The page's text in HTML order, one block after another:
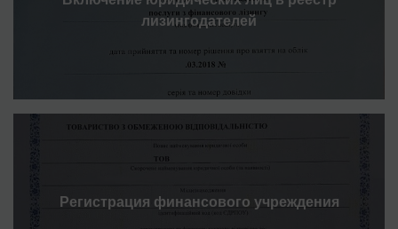
лизингодателей
Регистрация финансового учреждения